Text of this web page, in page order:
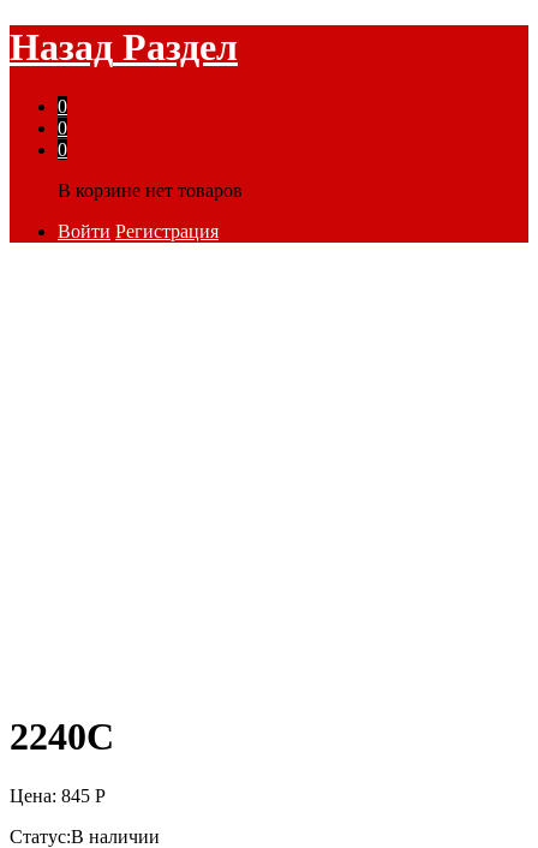
Назад Раздел
0
0
0
В корзине нет товаров
Войти Регистрация
2240С
Цена: 845 Р
Статус:В наличии